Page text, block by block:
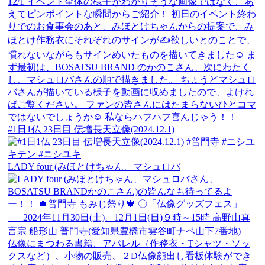
#1日1仏 23日目 伝増長天立像(2024.12.1)
LADY four (みほとけちゃん、マシュロバ